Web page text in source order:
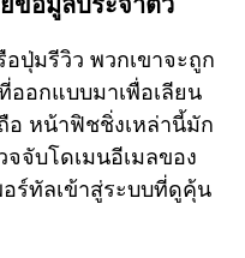
ปุ่มรีวิว พวกเขาจะถูก
ออกแบบมาเพื่อเลียน
อ หน้าฟิชชิ่งเหล่านี้มัก
จับโดเมนอีเมลของ
ร์ทัลเข้าสู่ระบบที่ดูคุ้น